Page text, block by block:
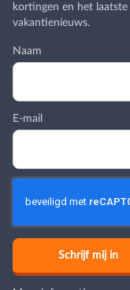
kortingen en het laatste
vakantienieuws.
Naam
E-mail